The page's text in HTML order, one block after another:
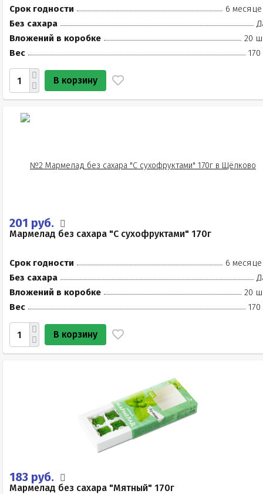
Срок годности
6
Без сахара
Вложений в коробке
20
Вес
170
В корзину
201 руб.
Мармелад без сахара "С сухофруктами" 170г
Срок годности
6
Без сахара
Вложений в коробке
20
Вес
170
В корзину
183 руб.
Мармелад без сахара "Мятный" 170г